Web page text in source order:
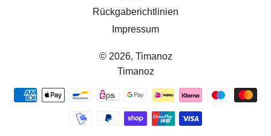
Rückgaberichtlinien
Impressum
© 2026, Timanoz
Timanoz
Zahlungsmethoden